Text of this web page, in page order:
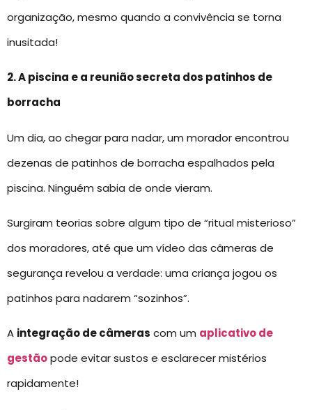
organização, mesmo quando a convivência se torna
inusitada!
2. A piscina e a reunião secreta dos patinhos de
borracha
Um dia, ao chegar para nadar, um morador encontrou
dezenas de patinhos de borracha espalhados pela
piscina. Ninguém sabia de onde vieram.
Surgiram teorias sobre algum tipo de “ritual misterioso”
dos moradores, até que um vídeo das câmeras de
segurança revelou a verdade: uma criança jogou os
patinhos para nadarem “sozinhos”.
A integração de câmeras com um aplicativo de
gestãopode evitar sustos e esclarecer mistérios
rapidamente!